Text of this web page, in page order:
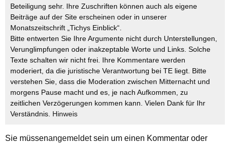
Beteiligung sehr. Ihre Zuschriften können auch als eigene
Beiträge auf der Site erscheinen oder in unserer
Monatszeitschrift „Tichys Einblick“.
Bitte entwerten Sie Ihre Argumente nicht durch Unterstellungen,
Verunglimpfungen oder inakzeptable Worte und Links. Solche
Texte schalten wir nicht frei. Ihre Kommentare werden
moderiert, da die juristische Verantwortung bei TE liegt. Bitte
verstehen Sie, dass die Moderation zwischen Mitternacht und
morgens Pause macht und es, je nach Aufkommen, zu
zeitlichen Verzögerungen kommen kann. Vielen Dank für Ihr
Verständnis. Hinweis
Sie müssenangemeldetsein um einen Kommentar oder